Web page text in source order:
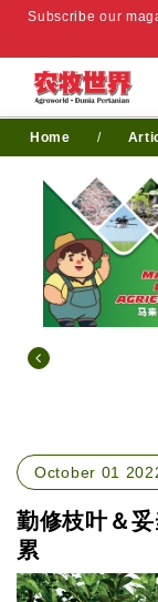
Subscribe our
Home /
October 01
勤修枝叶＆
累